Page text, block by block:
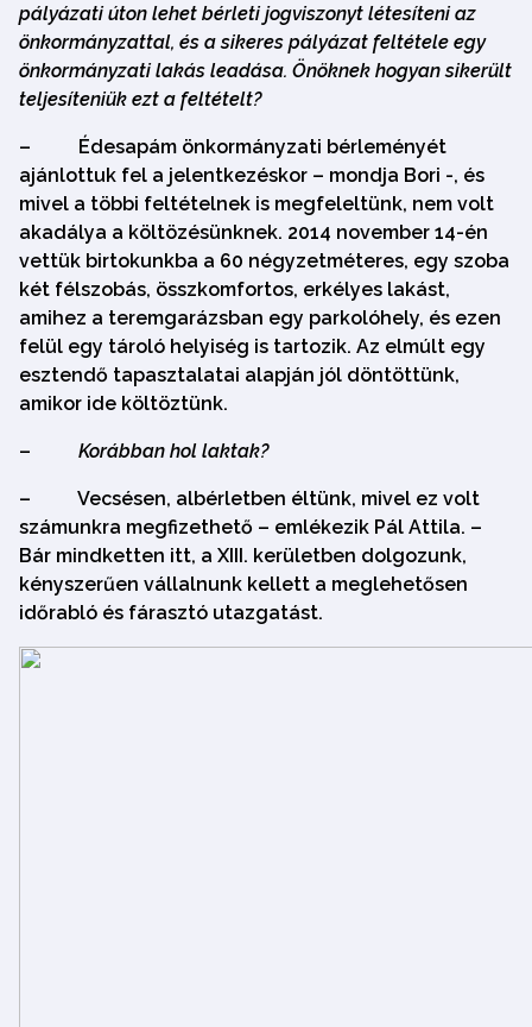
pályázati úton lehet bérleti jogviszonyt létesíteni az
önkormányzattal, és a sikeres pályázat feltétele egy
önkormányzati lakás leadása. Önöknek hogyan sikerült
teljesíteniük ezt a feltételt?
– Édesapám önkormányzati bérleményét
ajánlottuk fel a jelentkezéskor – mondja Bori -, és
mivel a többi feltételnek is megfeleltünk, nem volt
akadálya a költözésünknek. 2014 november 14-én
vettük birtokunkba a 60 négyzetméteres, egy szoba
két félszobás, összkomfortos, erkélyes lakást,
amihez a teremgarázsban egy parkolóhely, és ezen
felül egy tároló helyiség is tartozik. Az elmúlt egy
esztendő tapasztalatai alapján jól döntöttünk,
amikor ide költöztünk.
– Korábban hol laktak?
– Vecsésen, albérletben éltünk, mivel ez volt
számunkra megfizethető – emlékezik Pál Attila. –
Bár mindketten itt, a XIII. kerületben dolgozunk,
kényszerűen vállalnunk kellett a meglehetősen
időrabló és fárasztó utazgatást.